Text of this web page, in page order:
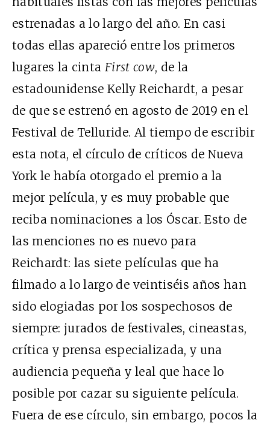
estrenadas a lo largo del año. En casi
todas ellas apareció entre los primeros
lugares la cinta First cow, de la
estadounidense Kelly Reichardt, a pesar
de que se estrenó en agosto de 2019 en el
Festival de Telluride. Al tiempo de escribir
esta nota, el círculo de críticos de Nueva
York le había otorgado el premio a la
mejor película, y es muy probable que
reciba nominaciones a los Óscar. Esto de
las menciones no es nuevo para
Reichardt: las siete películas que ha
filmado a lo largo de veintiséis años han
sido elogiadas por los sospechosos de
siempre: jurados de festivales, cineastas,
crítica y prensa especializada, y una
audiencia pequeña y leal que hace lo
posible por cazar su siguiente película.
Fuera de ese círculo, sin embargo, pocos la